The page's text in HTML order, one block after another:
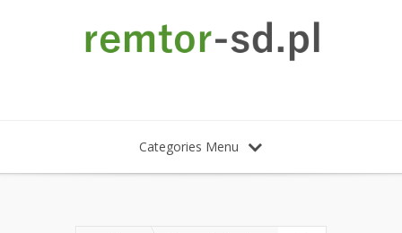
Categories Menu